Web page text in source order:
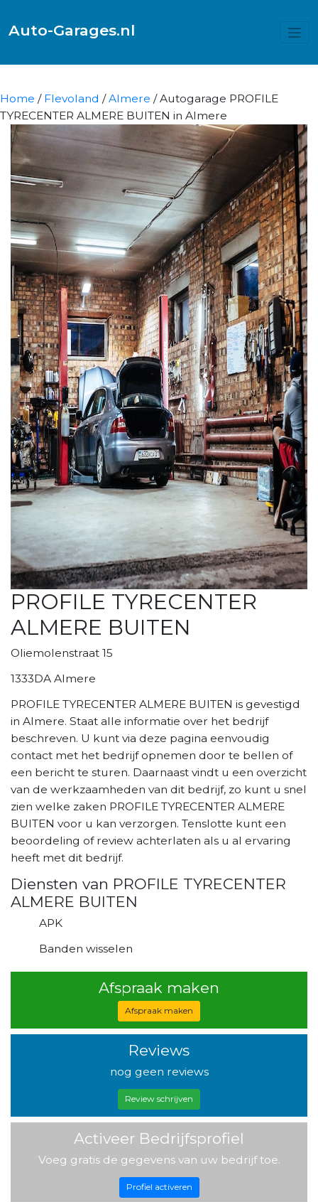
Auto-Garages.nl
Home / Flevoland /Almere / Autogarage PROFILE
TYRECENTER ALMERE BUITEN in Almere
PROFILE TYRECENTER
ALMERE BUITEN
Oliemolenstraat 15
1333DA Almere
PROFILE TYRECENTER ALMERE BUITEN is gevestigd
in Almere. Staat alle informatie over het bedrijf
beschreven. U kunt via deze pagina eenvoudig
contact met het bedrijf opnemen door te bellen of
een bericht te sturen. Daarnaast vindt u een overzicht
van de werkzaamheden van dit bedrijf, zo kunt u snel
zien welke zaken PROFILE TYRECENTER ALMERE
BUITEN voor u kan verzorgen. Tenslotte kunt een
beoordeling of review achterlaten als u al ervaring
heeft met dit bedrijf.
Diensten van PROFILE TYRECENTER
ALMERE BUITEN
APK
Banden wisselen
Afspraak maken
Afspraak maken
Reviews
nog geen reviews
Review schrijven
Activeer Bedrijfsprofiel
Voeg gratis de gegevens van uw bedrijf toe.
Profiel activeren